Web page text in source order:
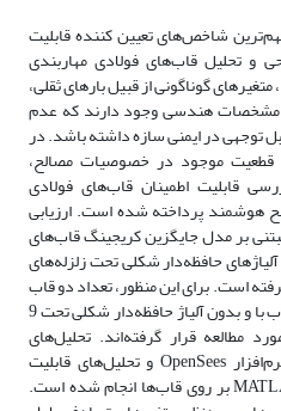
شاخص‌های تعیین کننده قابلیت
و تحلیل قاب‌های فولادی مهاربندی
گوناگونی از قبیل بارهای ثقلی،
مشخصات هندسی وجود دارند که عدم
توجهی در ایمنی سازه داشته باشد. در
قطعیت موجود در خصوصیات مصالح،
قابلیت اطمینان قاب‌های فولادی
هوشمند پرداخته شده است. ارزیابی
بر مدل جایگزین کریجینگ قاب‌های
حافظه‌دار شکلی تحت زلزله‌های
است. برای این منظور، تعداد دو قاب
5 و 15 طبقه دارای مهاربند کمانش‌تاب با و بدون آلیاژ حافظه‌دار شکلی تحت 9
مطالعه قرار گرفته‌اند. تحلیل‌های
دینامیکی غیرخطی با استفاده از نرم‌افزار OpenSees و تحلیل‌های قابلیت
اطمینان توسط لینک با نرم‌افزار MATLAB بر روی قاب‌ها انجام شده است.